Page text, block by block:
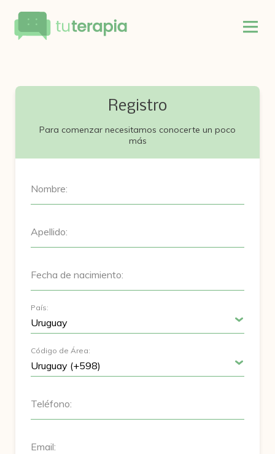
Registro
Para comenzar necesitamos conocerte un poco
más
Nombre:
Apellido:
Fecha de nacimiento:
País:
Código de Área:
Teléfono:
Email: